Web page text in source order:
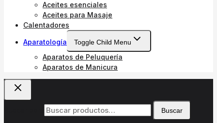
Aceites esenciales
Aceites para Masaje
Calentadores
Aparatología Toggle Child Menu
Aparatos de Peluquería
Aparatos de Manicura
Buscar